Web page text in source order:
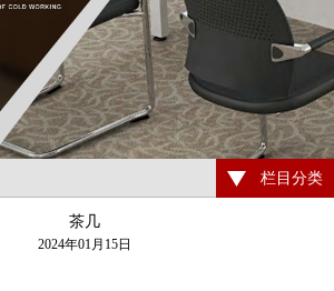
栏目分类
茶几
2024年01月15日